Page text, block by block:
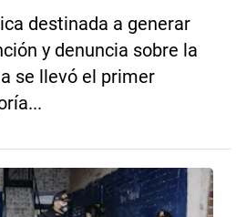
destinada a generar
y denuncia sobre la
se llevó el primer